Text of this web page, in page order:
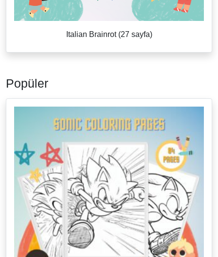
Italian Brainrot (27 sayfa)
Popüler